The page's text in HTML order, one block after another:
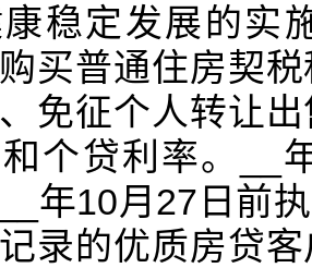
稳定发展的实
买普通住房契
免征个人转让
个贷利率。__
年10月27日前
录的优质房贷